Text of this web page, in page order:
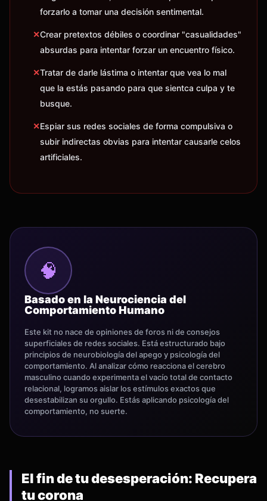
forzarlo a tomar una decisión sentimental.
✕Crear pretextos débiles o coordinar "casualidades"
absurdas para intentar forzar un encuentro físico.
✕Tratar de darle lástima o intentar que vea lo mal
que la estás pasando para que sientca culpa y te
busque.
✕Espiar sus redes sociales de forma compulsiva o
subir indirectas obvias para intentar causarle celos
artificiales.
🧠
Basado en la Neurociencia del
Comportamiento Humano
Este kit no nace de opiniones de foros ni de consejos
superficiales de redes sociales. Está estructurado bajo
principios de neurobiología del apego y psicología del
comportamiento. Al analizar cómo reacciona el cerebro
masculino cuando experimenta el vacío total de contacto
relacional, logramos aislar los estímulos exactos que
desestabilizan su orgullo. Estás aplicando psicología del
comportamiento, no suerte.
El fin de tu desesperación: Recupera
tu corona